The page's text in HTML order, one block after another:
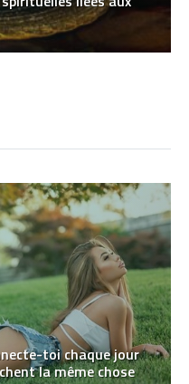
toi chaque jour
la même chose